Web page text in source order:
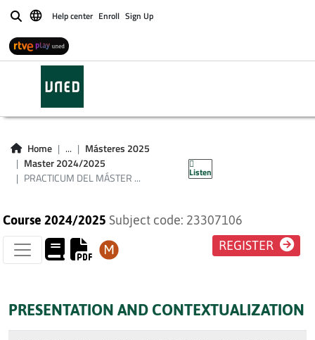
BuscarHelp center Enroll Sign Up
Home ...
Másteres 2025
Master 2024/2025
PRACTICUM DEL MÁSTER ...
Listen
PRACTICUM DEL
MÁSTER
UNIVERSITARIO EN
ORIENTACIÓN
PROFESIONAL
Course 2024/2025 Subject code: 23307106
REGISTER
PRESENTATION AND CONTEXTUALIZATION